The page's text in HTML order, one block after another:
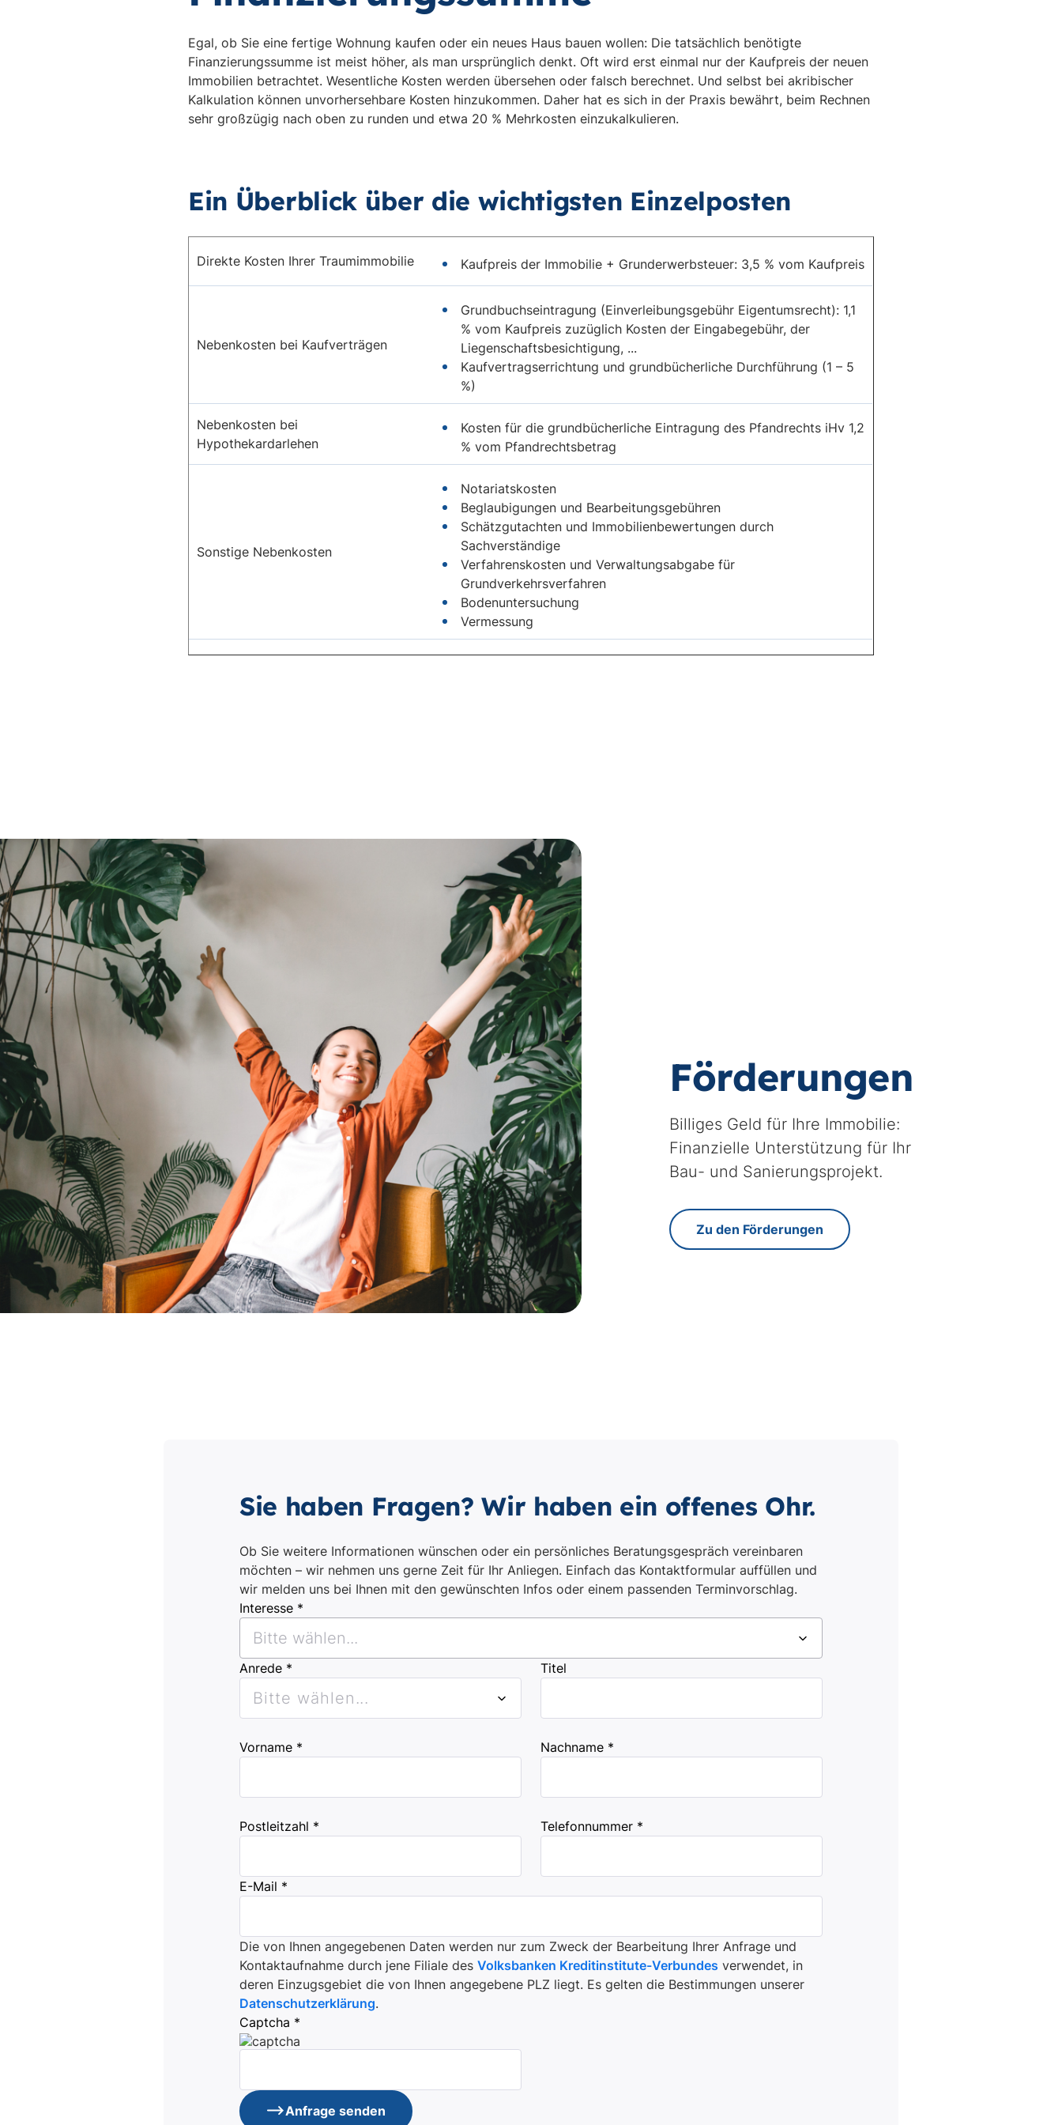
Egal, ob Sie eine fertige Wohnung kaufen oder ein neues Haus bauen wollen: Die tatsächlich benötigte
Finanzierungssumme ist meist höher, als man ursprünglich denkt. Oft wird erst einmal nur der Kaufpreis der neuen
Immobilien betrachtet. Wesentliche Kosten werden übersehen oder falsch berechnet. Und selbst bei akribischer
Kalkulation können unvorhersehbare Kosten hinzukommen. Daher hat es sich in der Praxis bewährt, beim Rechnen
sehr großzügig nach oben zu runden und etwa 20 % Mehrkosten einzukalkulieren.
Ein Überblick über die wichtigsten Einzelposten
Direkte Kosten Ihrer Traumimmobilie Kaufpreis der Immobilie + Grunderwerbsteuer: 3,5 % vom Kaufpreis
Nebenkosten bei Kaufverträgen
Grundbuchseintragung (Einverleibungsgebühr Eigentumsrecht): 1,1
% vom Kaufpreis zuzüglich Kosten der Eingabegebühr, der
Liegenschaftsbesichtigung, ...
Kaufvertragserrichtung und grundbücherliche Durchführung (1 – 5
%)
Nebenkosten bei
Hypothekardarlehen
Kosten für die grundbücherliche Eintragung des Pfandrechts iHv 1,2
% vom Pfandrechtsbetrag
Sonstige Nebenkosten
Notariatskosten
Beglaubigungen und Bearbeitungsgebühren
Schätzgutachten und Immobilienbewertungen durch
Sachverständige
Verfahrenskosten und Verwaltungsabgabe für
Grundverkehrsverfahren
Bodenuntersuchung
Vermessung
Makler
(für unbebaute Grundstücke)
Anschlussgebühren für Energie (Strom, Gas, Fernwärme) und
Telefon
Anschlussgebühren für Wasserversorgung und Kanalisation
Umbauten und Renovierungen
Planungskosten für Architekten
Heizung, Wand-/Bodenbeläge, Sanitärinstallationen,
Elektroinstallationen, Fenster (jeweils Material und Arbeitszeit der
Handwerker)
Investition im Rahmen des
Neubezugs
Möbel
Umzugsunternehmen
Sicherheitspolster Mindestens 20 % als Reserve obenaufFörderungen
Billiges Geld für Ihre Immobilie:
Finanzielle Unterstützung für Ihr
Bau- und Sanierungsprojekt.
Zu den Förderungen
Sie haben Fragen? Wir haben ein offenes Ohr.
Ob Sie weitere Informationen wünschen oder ein persönliches Beratungsgespräch vereinbaren
möchten – wir nehmen uns gerne Zeit für Ihr Anliegen. Einfach das Kontaktformular auffüllen und
wir melden uns bei Ihnen mit den gewünschten Infos oder einem passenden Terminvorschlag.
Interesse *
Bitte wählen...
Anrede *
Bitte wählen...
Titel
Vorname * Nachname *
Postleitzahl * Telefonnummer *
E-Mail *
Die von Ihnen angegebenen Daten werden nur zum Zweck der Bearbeitung Ihrer Anfrage und
Kontaktaufnahme durch jene Filiale des Volksbanken Kreditinstitute-Verbundes verwendet, in
deren Einzugsgebiet die von Ihnen angegebene PLZ liegt. Es gelten die Bestimmungen unserer
Datenschutzerklärung.
Captcha *
Anfrage senden